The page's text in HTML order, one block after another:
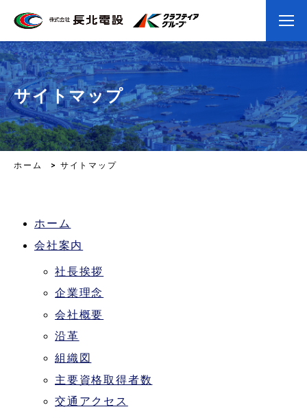
サイトマップ
ホーム サイトマップ
ホーム
会社案内
社長挨拶
企業理念
会社概要
沿革
組織図
主要資格取得者数
交通アクセス